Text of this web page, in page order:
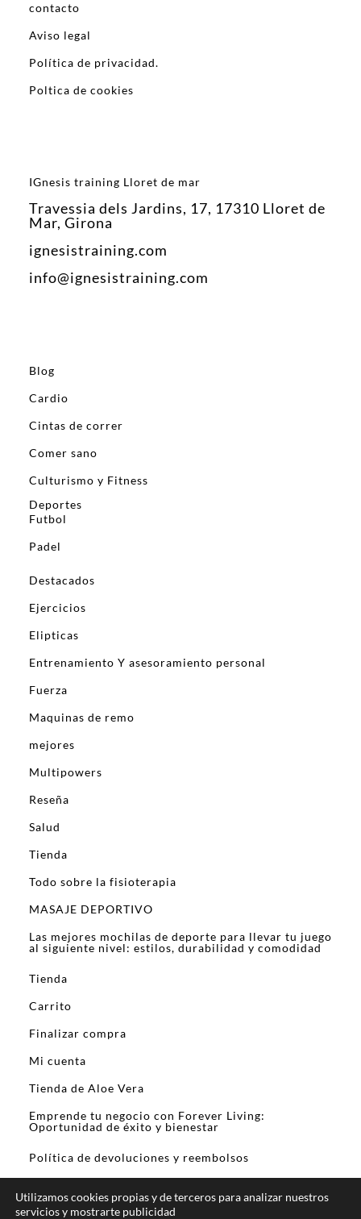
contacto
Aviso legal
Política de privacidad.
Poltica de cookies
IGnesis training Lloret de mar
Travessia dels Jardins, 17, 17310 Lloret de
Mar, Girona
ignesistraining.com
info@ignesistraining.com
Blog
Cardio
Cintas de correr
Comer sano
Culturismo y Fitness
Deportes
Futbol
Padel
Destacados
Ejercicios
Elipticas
Entrenamiento Y asesoramiento personal
Fuerza
Maquinas de remo
mejores
Multipowers
Reseña
Salud
Tienda
Todo sobre la fisioterapia
MASAJE DEPORTIVO
Las mejores mochilas de deporte para llevar tu juego
al siguiente nivel: estilos, durabilidad y comodidad
Tienda
Carrito
Finalizar compra
Mi cuenta
Tienda de Aloe Vera
Emprende tu negocio con Forever Living:
Oportunidad de éxito y bienestar
Política de devoluciones y reembolsos
Utilizamos cookies propias y de terceros para analizar nuestros
servicios y mostrarte publicidad